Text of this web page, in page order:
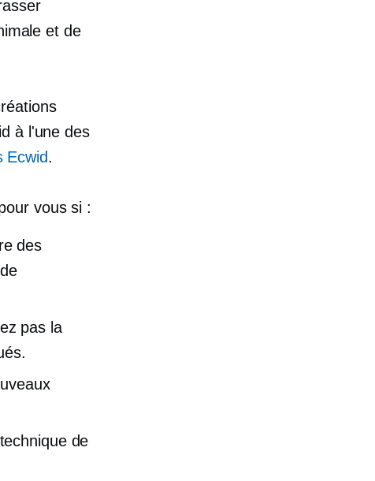
et de
à l'une des
Ecwid.
vous si :
des
pas la
de